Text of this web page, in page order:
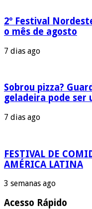
2º Festival
o mês de agosto
7 dias ago
Sobrou pizza?
geladeira pode ser
7 dias ago
FESTIVAL DE
AMÉRICA LATINA
3 semanas ago
Acesso Rápido